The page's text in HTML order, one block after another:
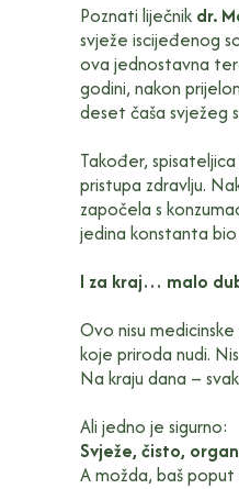
Poznati liječnik dr.
svježe iscijeđenog
ova jednostavna
godini, nakon
deset čaša svježeg
Također, spisateljica
pristupa zdravlju.
započela s
jedina konstanta
I za kraj… malo
Ovo nisu
koje priroda nudi.
Na kraju dana –
Ali jedno je sigurno:
Svježe, čisto,
A možda, baš